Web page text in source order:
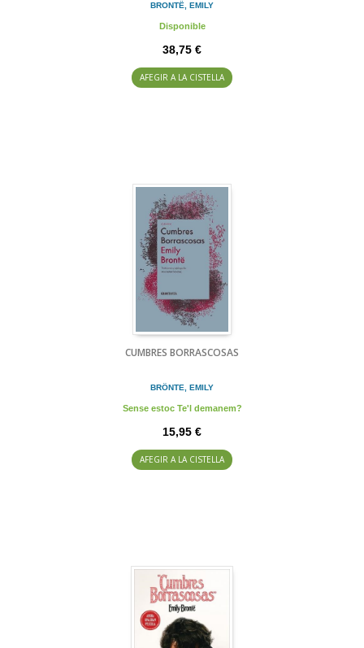
BRONTË, EMILY
Disponible
38,75 €
AFEGIR A LA CISTELLA
CUMBRES BORRASCOSAS
BRÖNTE, EMILY
Sense estoc Te'l demanem?
15,95 €
AFEGIR A LA CISTELLA